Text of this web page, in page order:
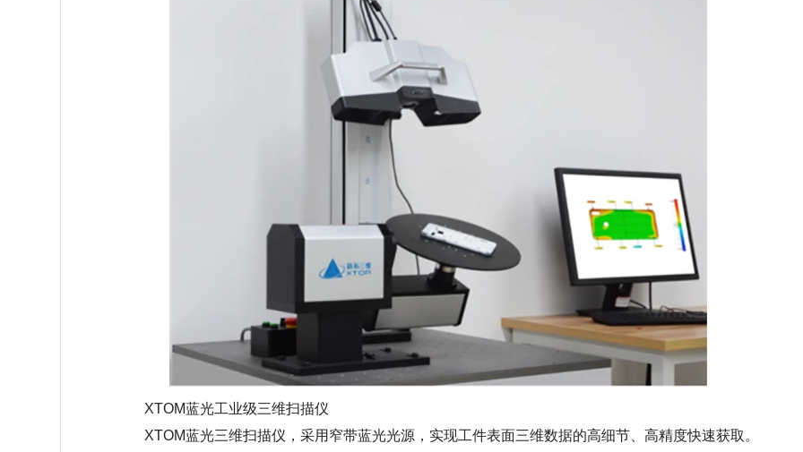
XTOM蓝光工业级三维扫描仪
XTOM蓝光三维扫描仪，采用窄带蓝光光源，实现工件表面三维数据的高细节、高精度快速获取。